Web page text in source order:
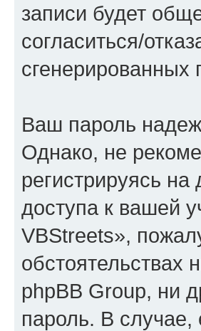
записи будет
согласиться/
Ваш пароль
Однако, не
регистрируясь
доступа к вашей
VBStreets»,
обстоятельствах
phpBB Group, ни
пароль. В